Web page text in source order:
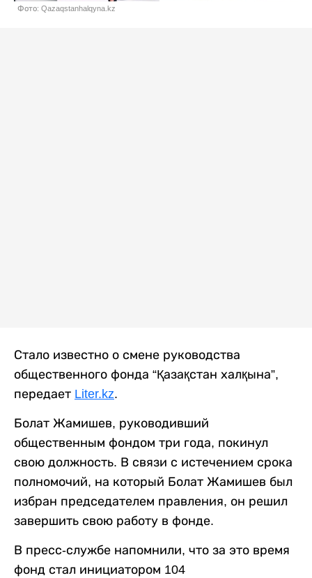
Фото: Qazaqstanhalqyna.kz
Стало известно о смене руководства
общественного фонда “Қазақстан халқына”,
передает Liter.kz.
Болат Жамишев, руководивший
общественным фондом три года, покинул
свою должность. В связи с истечением срока
полномочий, на который Болат Жамишев был
избран председателем правления, он решил
завершить свою работу в фонде.
В пресс-службе напомнили, что за это время
фонд стал инициатором 104